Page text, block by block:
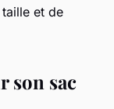
et de
son sac